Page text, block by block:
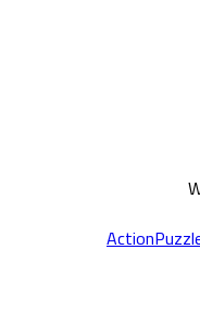
Action